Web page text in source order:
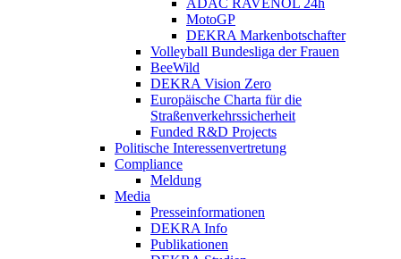
MotoGP
DEKRA Markenbotschafter
Volleyball Bundesliga der Frauen
BeeWild
DEKRA Vision Zero
Europäische Charta für die
Straßenverkehrssicherheit
Funded R&D Projects
Politische Interessenvertretung
Compliance
Meldung
Media
Presseinformationen
DEKRA Info
Publikationen